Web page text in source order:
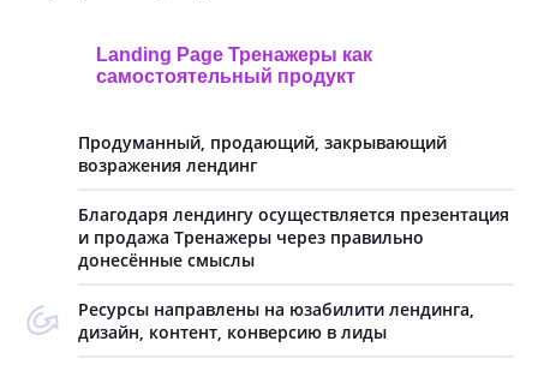
Landing Page Тренажеры как
самостоятельный продукт
Продуманный, продающий, закрывающий
возражения лендинг
Благодаря лендингу осуществляется презентация
и продажа Тренажеры через правильно
донесённые смыслы
Ресурсы направлены на юзабилити лендинга,
дизайн, контент, конверсию в лиды